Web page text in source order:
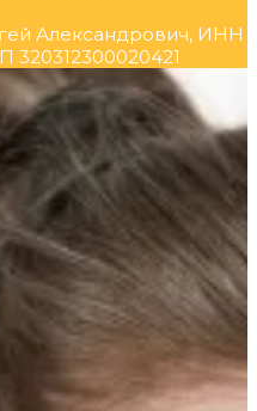
Александрович, ИНН
320312300020421